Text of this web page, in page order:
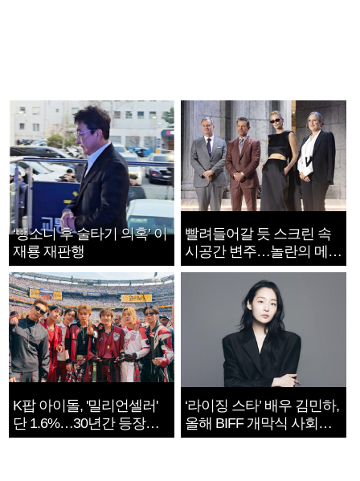
‘뺑소니 후 술타기 의혹’ 이
재룡 재판행
빨려들어갈 듯 스크린 속
시공간 변주…놀란의 메시
지는 ‘전쟁 속죄’
K팝 아이돌, '밀리언셀러'
단 1.6%…30년간 등장
1182개팀 전수조사
‘라이징 스타’ 배우 김민하,
올해 BIFF 개막식 사회자
확정